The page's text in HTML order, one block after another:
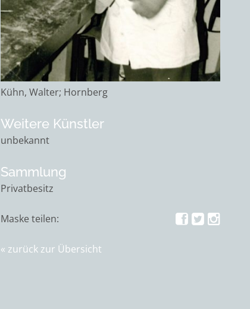
Kühn, Walter; Hornberg
Weitere Künstler
unbekannt
Sammlung
Privatbesitz
Maske teilen:
zurück zur Übersicht